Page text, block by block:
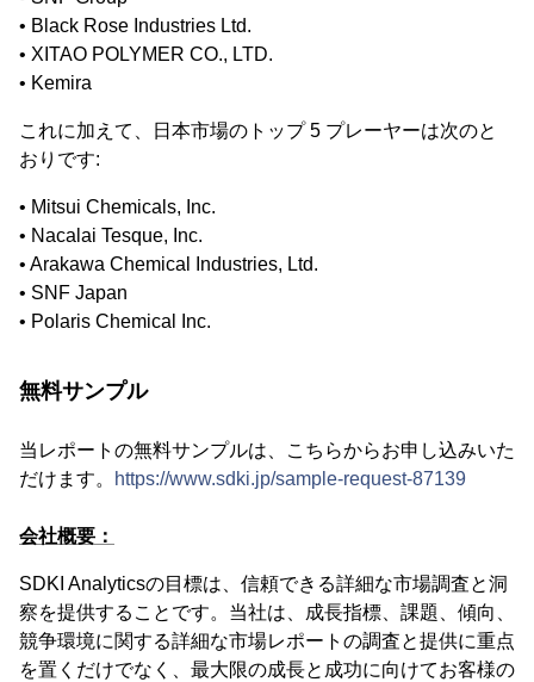
• Black Rose Industries Ltd.
• XITAO POLYMER CO., LTD.
• Kemira
これに加えて、日本市場のトップ 5 プレーヤーは次のと
おりです:
• Mitsui Chemicals, Inc.
• Nacalai Tesque, Inc.
• Arakawa Chemical Industries, Ltd.
• SNF Japan
• Polaris Chemical Inc.
無料サンプル
当レポートの無料サンプルは、こちらからお申し込みいた
だけます。
https://www.sdki.jp/sample-request-87139
会社概要：
SDKI Analyticsの目標は、信頼できる詳細な市場調査と洞
察を提供することです。当社は、成長指標、課題、傾向、
競争環境に関する詳細な市場レポートの調査と提供に重点
を置くだけでなく、最大限の成長と成功に向けてお客様の